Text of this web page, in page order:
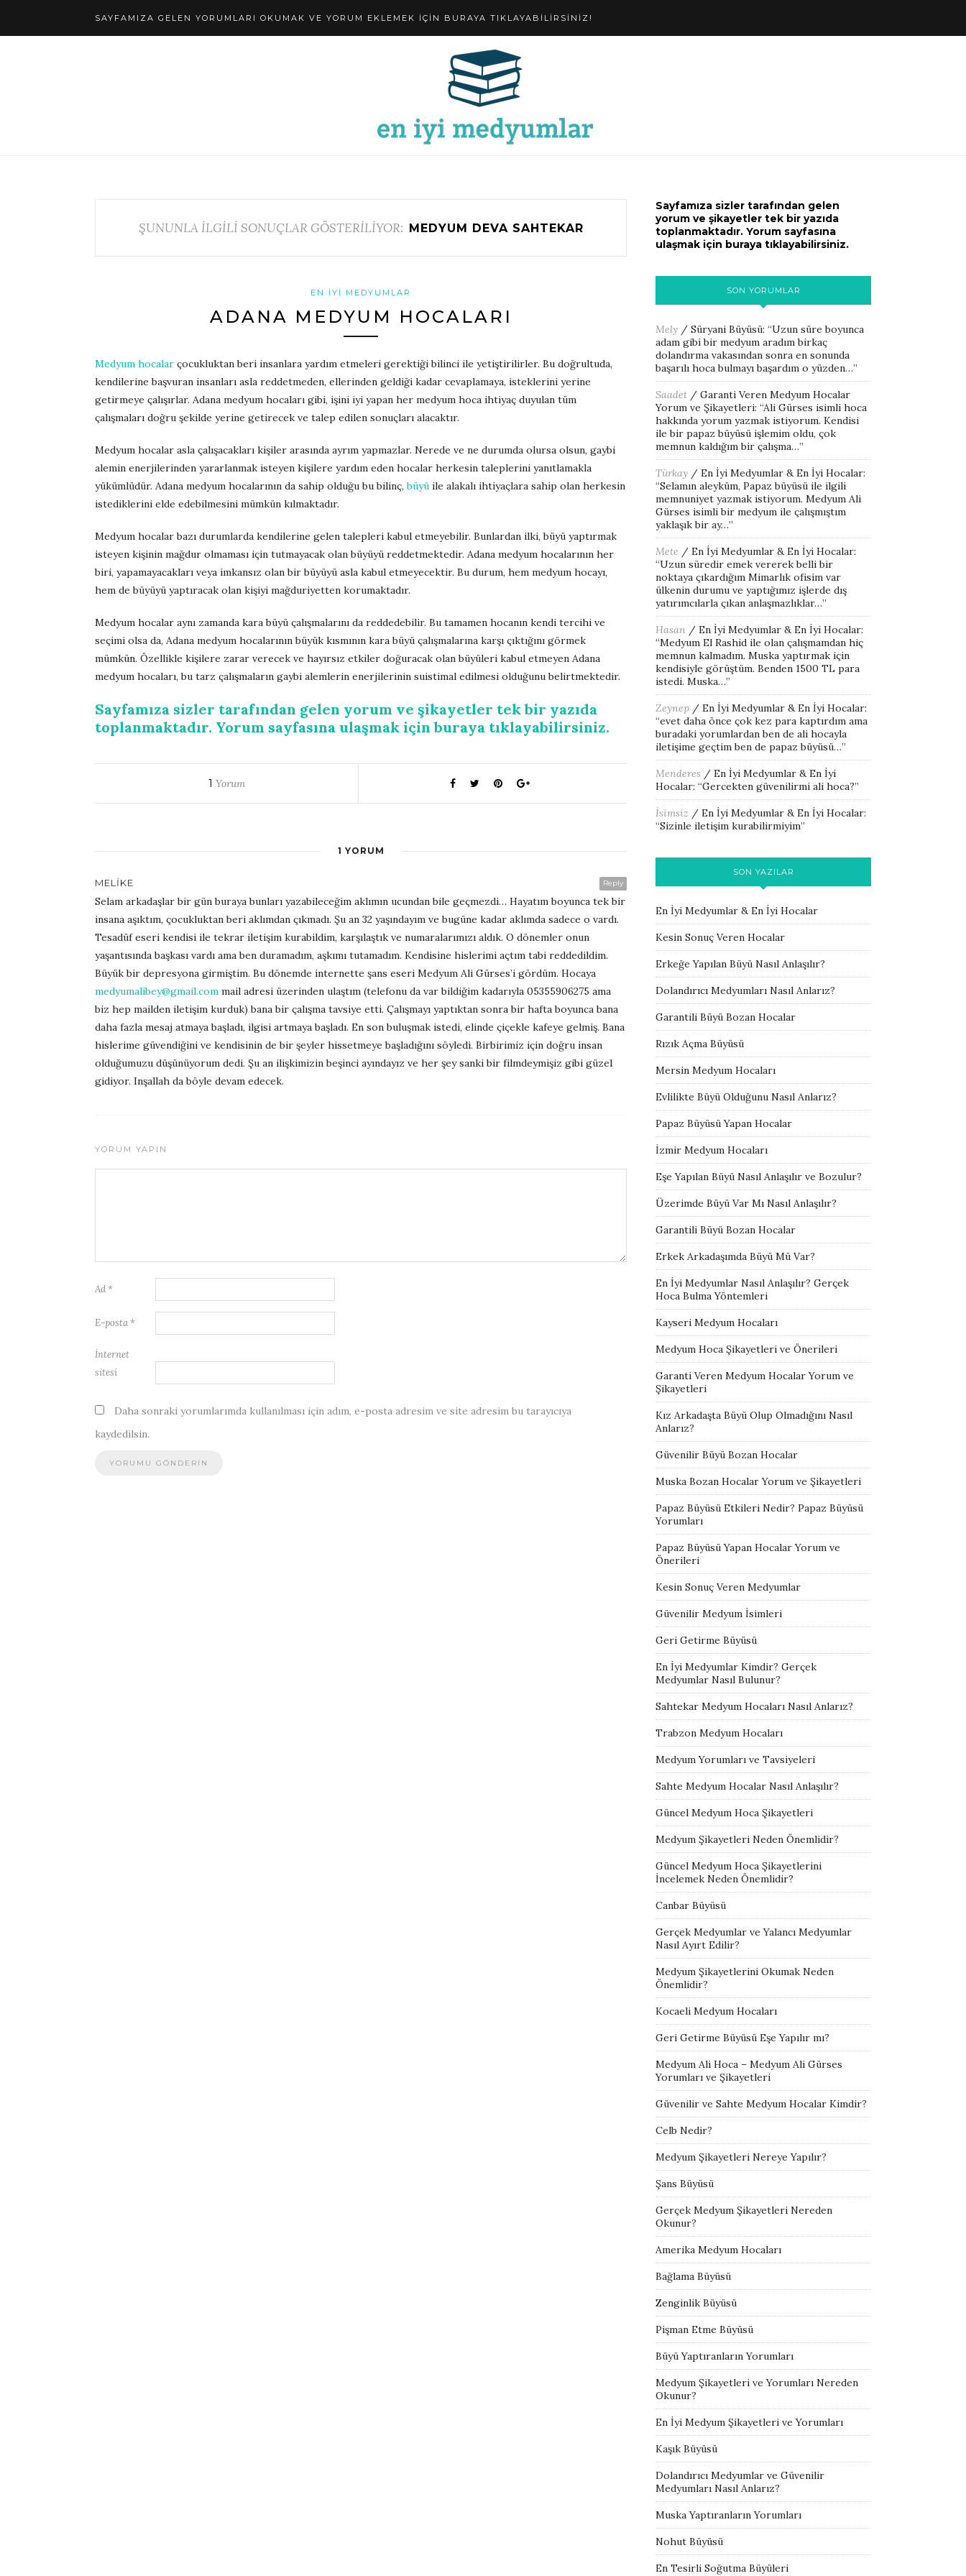
SAYFAMIZA GELEN YORUMLARI OKUMAK VE YORUM EKLEMEK IÇIN BURAYA TIKLAYABILIRSINIZ!
ŞUNUNLA İLGİLİ SONUÇLAR GÖSTERİLİYOR: MEDYUM DEVA SAHTEKAR
EN İYI MEDYUMLAR
ADANA MEDYUM HOCALARI
Medyum hocalar çocukluktan beri insanlara yardım etmeleri gerektiği bilinci ile yetiştirilirler. Bu doğrultuda,
kendilerine başvuran insanları asla reddetmeden, ellerinden geldiği kadar cevaplamaya, isteklerini yerine
getirmeye çalışırlar. Adana medyum hocaları gibi, işini iyi yapan her medyum hoca ihtiyaç duyulan tüm
çalışmaları doğru şekilde yerine getirecek ve talep edilen sonuçları alacaktır.
Medyum hocalar asla çalışacakları kişiler arasında ayrım yapmazlar. Nerede ve ne durumda olursa olsun, gaybi
alemin enerjilerinden yararlanmak isteyen kişilere yardım eden hocalar herkesin taleplerini yanıtlamakla
yükümlüdür. Adana medyum hocalarının da sahip olduğu bu bilinç,büyü ile alakalı ihtiyaçlara sahip olan herkesin
istediklerini elde edebilmesini mümkün kılmaktadır.
Medyum hocalar bazı durumlarda kendilerine gelen talepleri kabul etmeyebilir. Bunlardan ilki, büyü yaptırmak
isteyen kişinin mağdur olmaması için tutmayacak olan büyüyü reddetmektedir. Adana medyum hocalarının her
biri, yapamayacakları veya imkansız olan bir büyüyü asla kabul etmeyecektir. Bu durum, hem medyum hocayı,
hem de büyüyü yaptıracak olan kişiyi mağduriyetten korumaktadır.
Medyum hocalar aynı zamanda kara büyü çalışmalarını da reddedebilir. Bu tamamen hocanın kendi tercihi ve
seçimi olsa da, Adana medyum hocalarının büyük kısmının kara büyü çalışmalarına karşı çıktığını görmek
mümkün. Özellikle kişilere zarar verecek ve hayırsız etkiler doğuracak olan büyüleri kabul etmeyen Adana
medyum hocaları, bu tarz çalışmaların gaybi alemlerin enerjilerinin suistimal edilmesi olduğunu belirtmektedir.
Sayfamıza sizler tarafından gelen yorum ve şikayetler tek bir yazıda
toplanmaktadır. Yorum sayfasına ulaşmak için buraya tıklayabilirsiniz.
1 Yorum
1 YORUM
Reply
MELIKE
Selam arkadaşlar bir gün buraya bunları yazabileceğim aklımın ucundan bile geçmezdi… Hayatım boyunca tek bir
insana aşıktım, çocukluktan beri aklımdan çıkmadı. Şu an 32 yaşındayım ve bugüne kadar aklımda sadece o vardı.
Tesadüf eseri kendisi ile tekrar iletişim kurabildim, karşılaştık ve numaralarımızı aldık. O dönemler onun
yaşantısında başkası vardı ama ben duramadım, aşkımı tutamadım. Kendisine hislerimi açtım tabi reddedildim.
Büyük bir depresyona girmiştim. Bu dönemde internette şans eseri Medyum Ali Gürses’i gördüm. Hocaya
medyumalibey@gmail.com mail adresi üzerinden ulaştım (telefonu da var bildiğim kadarıyla 05355906275 ama
biz hep mailden iletişim kurduk) bana bir çalışma tavsiye etti. Çalışmayı yaptıktan sonra bir hafta boyunca bana
daha fazla mesaj atmaya başladı, ilgisi artmaya başladı. En son buluşmak istedi, elinde çiçekle kafeye gelmiş. Bana
hislerime güvendiğini ve kendisinin de bir şeyler hissetmeye başladığını söyledi. Birbirimiz için doğru insan
olduğumuzu düşünüyorum dedi. Şu an ilişkimizin beşinci ayındayız ve her şey sanki bir filmdeymişiz gibi güzel
gidiyor. Inşallah da böyle devam edecek.
YORUM YAPIN
Ad *
E-posta *
İnternet
sitesi
Daha sonraki yorumlarımda kullanılması için adım, e-posta adresim ve site adresim bu tarayıcıya
kaydedilsin.
Sayfamıza sizler tarafından gelen
yorum ve şikayetler tek bir yazıda
toplanmaktadır. Yorum sayfasına
ulaşmak için buraya tıklayabilirsiniz.
SON YORUMLAR
Mely / Süryani Büyüsü: “Uzun süre boyunca
adam gibi bir medyum aradım birkaç
dolandırma vakasından sonra en sonunda
başarılı hoca bulmayı başardım o yüzden…”
Saadet / Garanti Veren Medyum Hocalar
Yorum ve Şikayetleri: “Ali Gürses isimli hoca
hakkında yorum yazmak istiyorum. Kendisi
ile bir papaz büyüsü işlemim oldu, çok
memnun kaldığım bir çalışma…”
Türkay / En İyi Medyumlar & En İyi Hocalar:
“Selamın aleyküm, Papaz büyüsü ile ilgili
memnuniyet yazmak istiyorum. Medyum Ali
Gürses isimli bir medyum ile çalışmıştım
yaklaşık bir ay…”
Mete / En İyi Medyumlar & En İyi Hocalar:
“Uzun süredir emek vererek belli bir
noktaya çıkardığım Mimarlık ofisim var
ülkenin durumu ve yaptığımız işlerde dış
yatırımcılarla çıkan anlaşmazlıklar…”
Hasan / En İyi Medyumlar & En İyi Hocalar:
“Medyum El Rashid ile olan çalışmamdan hiç
memnun kalmadım. Muska yaptırmak için
kendisiyle görüştüm. Benden 1500 TL para
istedi. Muska…”
Zeynep / En İyi Medyumlar & En İyi Hocalar:
“evet daha önce çok kez para kaptırdım ama
buradaki yorumlardan ben de ali hocayla
iletişime geçtim ben de papaz büyüsü…”
Menderes / En İyi Medyumlar & En İyi
Hocalar: “Gercekten güvenilirmi ali hoca?”
İsimsiz / En İyi Medyumlar & En İyi Hocalar:
“Sizinle iletişim kurabilirmiyim”
SON YAZILAR
En İyi Medyumlar & En İyi Hocalar
Kesin Sonuç Veren Hocalar
Erkeğe Yapılan Büyü Nasıl Anlaşılır?
Dolandırıcı Medyumları Nasıl Anlarız?
Garantili Büyü Bozan Hocalar
Rızık Açma Büyüsü
Mersin Medyum Hocaları
Evlilikte Büyü Olduğunu Nasıl Anlarız?
Papaz Büyüsü Yapan Hocalar
İzmir Medyum Hocaları
Eşe Yapılan Büyü Nasıl Anlaşılır ve Bozulur?
Üzerimde Büyü Var Mı Nasıl Anlaşılır?
Garantili Büyü Bozan Hocalar
Erkek Arkadaşımda Büyü Mü Var?
En İyi Medyumlar Nasıl Anlaşılır? Gerçek
Hoca Bulma Yöntemleri
Kayseri Medyum Hocaları
Medyum Hoca Şikayetleri ve Önerileri
Garanti Veren Medyum Hocalar Yorum ve
Şikayetleri
Kız Arkadaşta Büyü Olup Olmadığını Nasıl
Anlarız?
Güvenilir Büyü Bozan Hocalar
Muska Bozan Hocalar Yorum ve Şikayetleri
Papaz Büyüsü Etkileri Nedir? Papaz Büyüsü
Yorumları
Papaz Büyüsü Yapan Hocalar Yorum ve
Önerileri
Kesin Sonuç Veren Medyumlar
Güvenilir Medyum İsimleri
Geri Getirme Büyüsü
En İyi Medyumlar Kimdir? Gerçek
Medyumlar Nasıl Bulunur?
Sahtekar Medyum Hocaları Nasıl Anlarız?
Trabzon Medyum Hocaları
Medyum Yorumları ve Tavsiyeleri
Sahte Medyum Hocalar Nasıl Anlaşılır?
Güncel Medyum Hoca Şikayetleri
Medyum Şikayetleri Neden Önemlidir?
Güncel Medyum Hoca Şikayetlerini
İncelemek Neden Önemlidir?
Canbar Büyüsü
Gerçek Medyumlar ve Yalancı Medyumlar
Nasıl Ayırt Edilir?
Medyum Şikayetlerini Okumak Neden
Önemlidir?
Kocaeli Medyum Hocaları
Geri Getirme Büyüsü Eşe Yapılır mı?
Medyum Ali Hoca – Medyum Ali Gürses
Yorumları ve Şikayetleri
Güvenilir ve Sahte Medyum Hocalar Kimdir?
Celb Nedir?
Medyum Şikayetleri Nereye Yapılır?
Şans Büyüsü
Gerçek Medyum Şikayetleri Nereden
Okunur?
Amerika Medyum Hocaları
Bağlama Büyüsü
Zenginlik Büyüsü
Pişman Etme Büyüsü
Büyü Yaptıranların Yorumları
Medyum Şikayetleri ve Yorumları Nereden
Okunur?
En İyi Medyum Şikayetleri ve Yorumları
Kaşık Büyüsü
Dolandırıcı Medyumlar ve Güvenilir
Medyumları Nasıl Anlarız?
Muska Yaptıranların Yorumları
Nohut Büyüsü
En Tesirli Soğutma Büyüleri